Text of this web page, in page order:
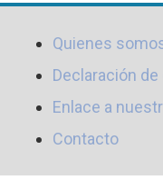
Quienes
Declaración
Enlace a
Contacto